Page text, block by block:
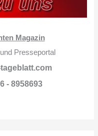
Magazin
Presseportal
- 8958693